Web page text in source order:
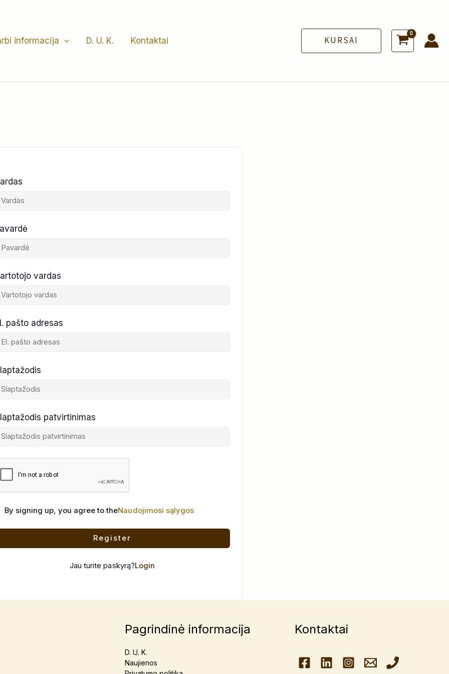
informacija D. U. K. Kontaktai KURSAI
vardas
pašto adresas
patvirtinimas
By signing up, you agree to theNaudojimosi sąlygos
Register
Jau turite paskyrą?Login
Pagrindinė informacija
D. U. K.
Naujienos
Kontaktai